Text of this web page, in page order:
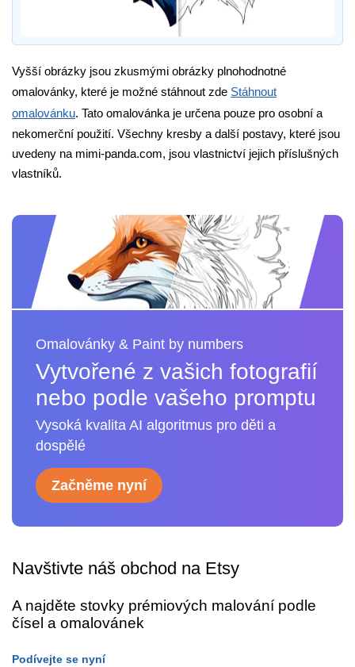
Vyšší obrázky jsou zkusmými obrázky plnohodnotné
omalovánky, které je možné stáhnout zde Stáhnout
omalovánku. Tato omalovánka je určena pouze pro osobní a
nekomerční použití. Všechny kresby a další postavy, které jsou
uvedeny na mimi-panda.com, jsou vlastnictví jejich příslušných
vlastníků.
Omalovánky & Paint by numbers
Vytvořené z vašich fotografií
nebo podle vašeho promptu
Vysoká kvalita AI algoritmus pro děti a
dospělé
Začněme nyní
Navštivte náš obchod na Etsy
A najděte stovky prémiových malování podle
čísel a omalovánek
Podívejte se nyní